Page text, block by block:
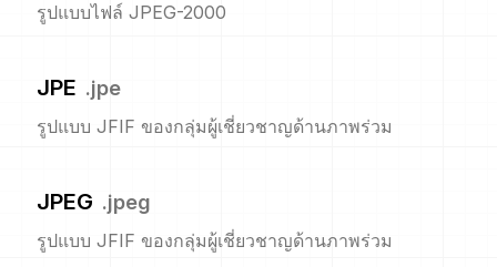
รูปแบบไฟล์ JPEG-2000
JPE .jpe
รูปแบบ JFIF ของกลุ่มผู้เชี่ยวชาญด้านภาพร่วม
JPEG .jpeg
รูปแบบ JFIF ของกลุ่มผู้เชี่ยวชาญด้านภาพร่วม